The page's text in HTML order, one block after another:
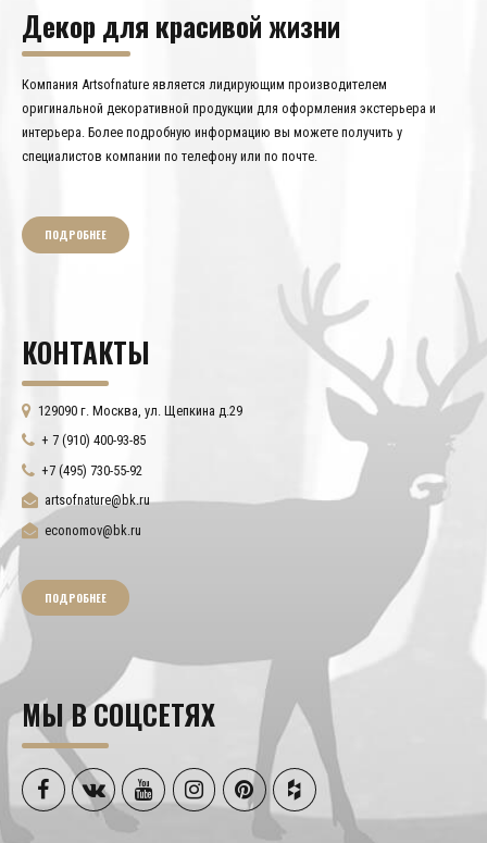
Декор для красивой жизни
Компания Artsofnature является лидирующим производителем
оригинальной декоративной продукции для оформления экстерьера и
интерьера. Более подробную информацию вы можете получить у
специалистов компании по телефону или по почте.
ПОДРОБНЕЕ
КОНТАКТЫ
129090 г. Москва, ул. Щепкина д.29
+ 7 (910) 400-93-85
+7 (495) 730-55-92
artsofnature@bk.ru
economov@bk.ru
ПОДРОБНЕЕ
МЫ В СОЦСЕТЯХ